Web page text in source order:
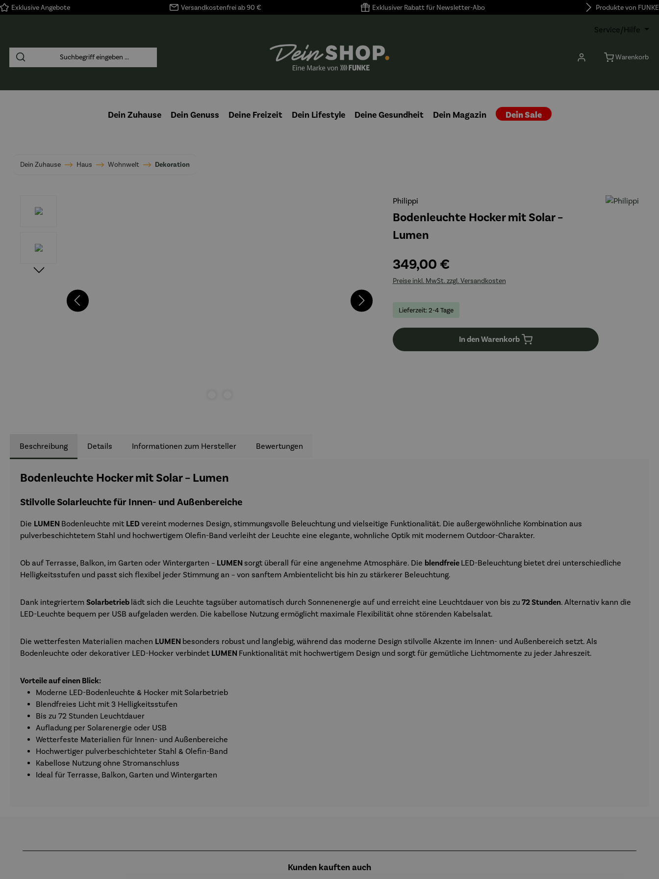
Zur Hauptnavigation springen
Exklusive Angebote Versandkostenfrei ab 90 € Exklusiver Rabatt für Newsletter-Abo Produkte von FUNKE
Service/Hilfe
Warenkorb
Dein Zuhause Dein Genuss Deine Freizeit Dein Lifestyle Deine Gesundheit Dein Magazin Dein Sale
Dein Zuhause Haus Wohnwelt Dekoration
Philippi
Bodenleuchte Hocker mit Solar –
Lumen
349,00 €
Preise inkl. MwSt. zzgl. Versandkosten
Lieferzeit: 2-4 Tage
In den Warenkorb
Beschreibung Details Informationen zum Hersteller Bewertungen
Bodenleuchte Hocker mit Solar – Lumen
Stilvolle Solarleuchte für Innen- und Außenbereiche
Die LUMEN Bodenleuchte mit LED vereint modernes Design, stimmungsvolle Beleuchtung und vielseitige Funktionalität. Die außergewöhnliche Kombination aus
pulverbeschichtetem Stahl und hochwertigem Olefin-Band verleiht der Leuchte eine elegante, wohnliche Optik mit modernem Outdoor-Charakter.
Ob auf Terrasse, Balkon, im Garten oder Wintergarten – LUMEN sorgt überall für eine angenehme Atmosphäre. Die blendfreie LED-Beleuchtung bietet drei unterschiedliche
Helligkeitsstufen und passt sich flexibel jeder Stimmung an – von sanftem Ambientelicht bis hin zu stärkerer Beleuchtung.
Dank integriertem Solarbetrieb lädt sich die Leuchte tagsüber automatisch durch Sonnenenergie auf und erreicht eine Leuchtdauer von bis zu 72 Stunden. Alternativ kann die
LED-Leuchte bequem per USB aufgeladen werden. Die kabellose Nutzung ermöglicht maximale Flexibilität ohne störenden Kabelsalat.
Die wetterfesten Materialien machen LUMEN besonders robust und langlebig, während das moderne Design stilvolle Akzente im Innen- und Außenbereich setzt. Als
Bodenleuchte oder dekorativer LED-Hocker verbindet LUMEN Funktionalität mit hochwertigem Design und sorgt für gemütliche Lichtmomente zu jeder Jahreszeit.
Vorteile auf einen Blick:
Moderne LED-Bodenleuchte & Hocker mit Solarbetrieb
Blendfreies Licht mit 3 Helligkeitsstufen
Bis zu 72 Stunden Leuchtdauer
Aufladung per Solarenergie oder USB
Wetterfeste Materialien für Innen- und Außenbereiche
Hochwertiger pulverbeschichteter Stahl & Olefin-Band
Kabellose Nutzung ohne Stromanschluss
Ideal für Terrasse, Balkon, Garten und Wintergarten
Kunden kauften auch